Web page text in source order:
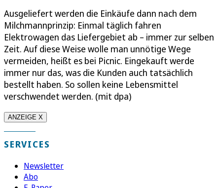
Ausgeliefert werden die Einkäufe dann nach dem
Milchmannprinzip: Einmal täglich fahren
Elektrowagen das Liefergebiet ab – immer zur selben
Zeit. Auf diese Weise wolle man unnötige Wege
vermeiden, heißt es bei Picnic. Eingekauft werde
immer nur das, was die Kunden auch tatsächlich
bestellt haben. So sollen keine Lebensmittel
verschwendet werden. (mit dpa)
ANZEIGE X
SERVICES
Newsletter
Abo